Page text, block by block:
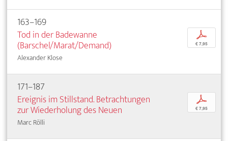
163–169
Tod in der Badewanne
(Barschel/Marat/Demand)
Alexander Klose
p
€ 7,95
171–187
Ereignis im Stillstand. Betrachtungen
zur Wiederholung des Neuen
Marc Rölli
p
€ 7,95